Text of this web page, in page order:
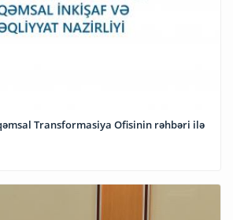
Transformasiya Ofisinin rəhbəri ilə